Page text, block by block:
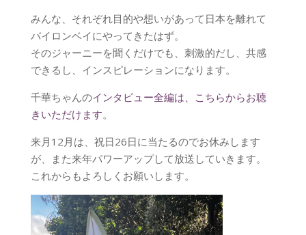
みんな、それぞれ目的や想いがあって日本を離れて
バイロンベイにやってきたはず。
そのジャーニーを聞くだけでも、刺激的だし、共感
できるし、インスピレーションになります。
千華ちゃんのインタビュー全編は、こちらからお聴
きいただけます。
来月12月は、祝日26日に当たるのでお休みします
が、また来年パワーアップして放送していきます。
これからもよろしくお願いします。